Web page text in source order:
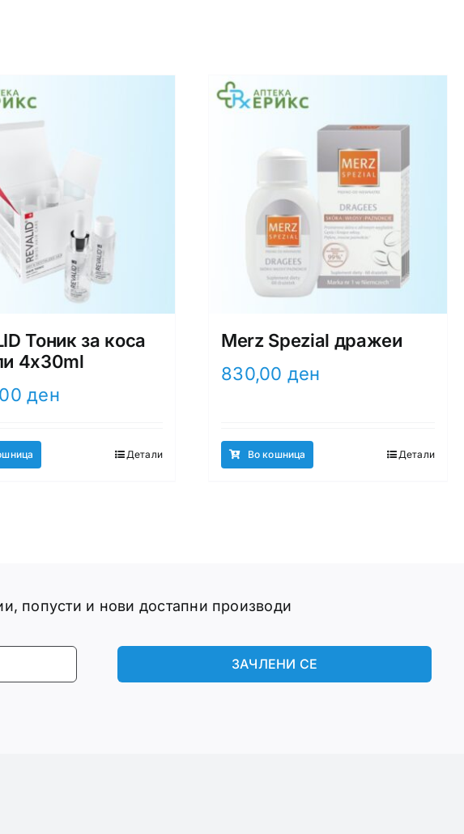
Тоник за коса
4x30ml
ден
Детали
Merz Spezial дражеи
830,00 ден
Во кошница Детали
попусти и нови достапни производи
ЗАЧЛЕНИ СЕ